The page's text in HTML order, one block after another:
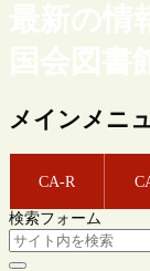
最新の情
国会図書
メインメニ
CA-R
検索フォーム